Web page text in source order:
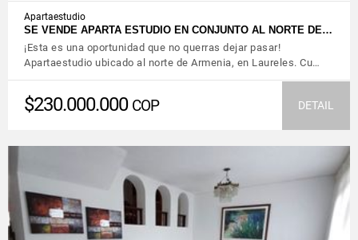
Apartaestudio
SE VENDE APARTA ESTUDIO EN CONJUNTO AL NORTE DE…
¡Esta es una oportunidad que no querras dejar pasar!
Apartaestudio ubicado al norte de Armenia, en Laureles. Cu…
$230.000.000 COP DETAIL